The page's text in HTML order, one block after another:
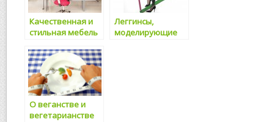
Качественная и
стильная мебель
Леггинсы,
моделирующие
О веганстве и
вегетарианстве